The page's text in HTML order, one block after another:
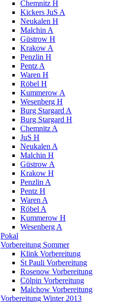
Chemnitz H
Kickers JuS A
Neukalen H
Malchin A
Güstrow H
Krakow A
Penzlin H
Pentz A
Waren H
Röbel H
Kummerow A
Wesenberg H
Burg Stargard A
Burg Stargard H
Chemnitz A
JuS H
Neukalen A
Malchin H
Güstrow A
Krakow H
Penzlin A
Pentz H
Waren A
Röbel A
Kummerow H
Wesenberg A
Pokal
Vorbereitung Sommer
Klink Vorbereitung
St Pauli Vorbereitung
Rosenow Vorbereitung
Cölpin Vorbereitung
Malchow Vorbereitung
Vorbereitung Winter 2013